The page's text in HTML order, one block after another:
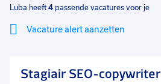
Luba heeft 4 passende vacatures voor je
Vacature alert aanzetten
Sluiten
Stagiair SEO-copywriter